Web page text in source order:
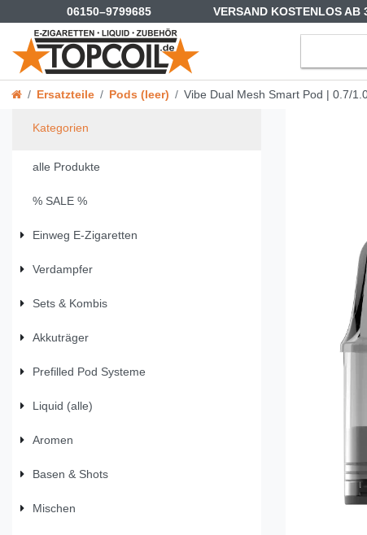
06150–9799685 VERSAND KOSTENLOS AB
Ersatzteile Pods (leer) Vibe Dual Mesh Smart Pod | 0.7/
Kategorien
alle Produkte
% SALE %
Einweg E-Zigaretten
Verdampfer
Sets & Kombis
Akkuträger
Prefilled Pod Systeme
Liquid (alle)
Aromen
Basen & Shots
Mischen